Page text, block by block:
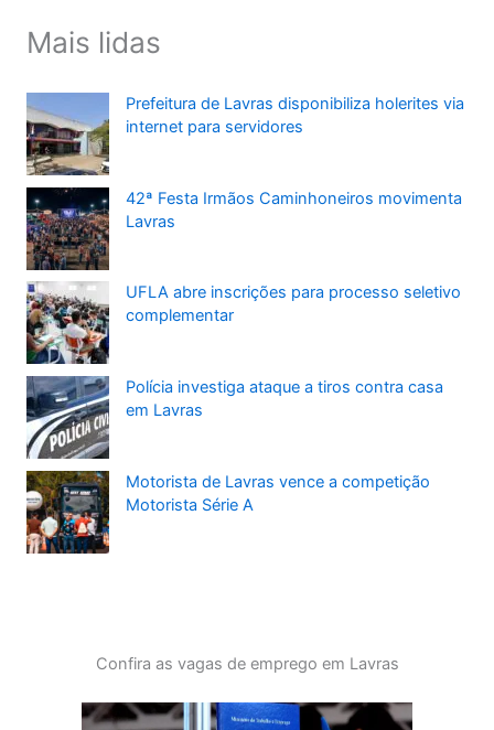
Mais lidas
Prefeitura de Lavras disponibiliza holerites via
internet para servidores
42ª Festa Irmãos Caminhoneiros movimenta
Lavras
UFLA abre inscrições para processo seletivo
complementar
Polícia investiga ataque a tiros contra casa
em Lavras
Motorista de Lavras vence a competição
Motorista Série A
Confira as vagas de emprego em Lavras